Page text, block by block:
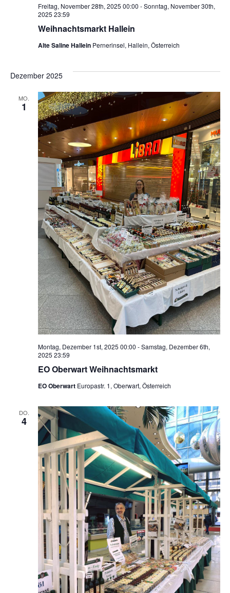
Weihnachtsmarkt Hallein
Freitag, November 28th, 2025 00:00 -Sonntag, November 30th,
2025 23:59
Alte Saline Hallein Pernerinsel, Hallein, Österreich
Dezember 2025
MO.
1
EO Oberwart Weihnachtsmarkt
Montag, Dezember 1st, 2025 00:00 -Samstag, Dezember 6th,
2025 23:59
EO Oberwart Europastr. 1, Oberwart, Österreich
DO.
4